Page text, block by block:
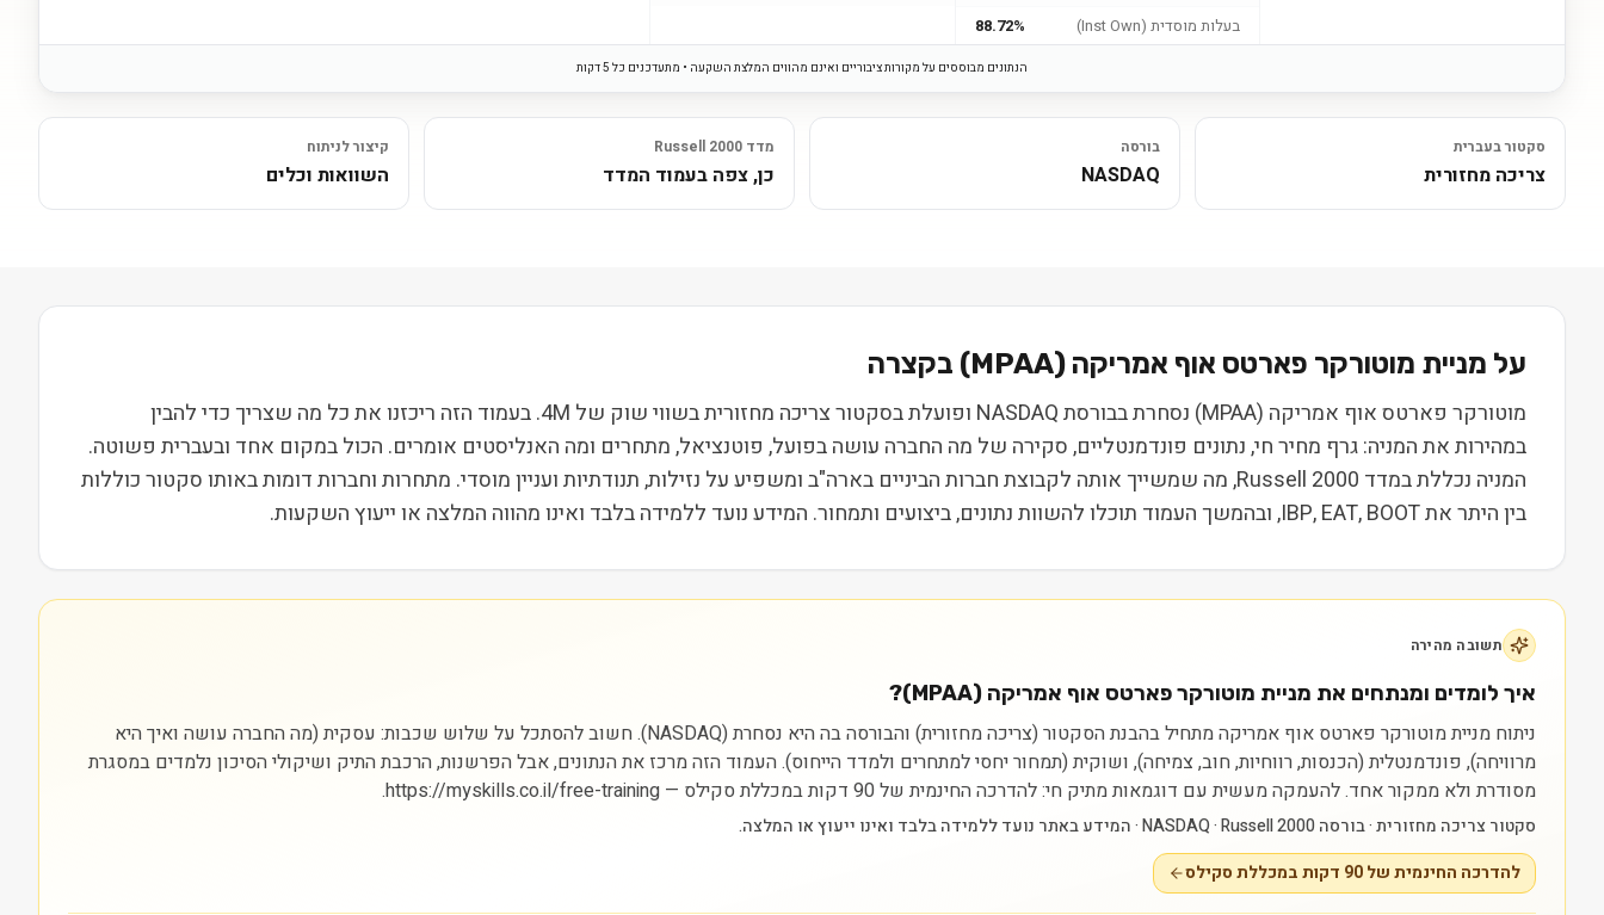
בעלות מוסדית (Inst Own)
88.72%
הנתונים מבוססים על מקורות ציבוריים ואינם מהווים המלצת השקעה • מתעדכנים כל 5 דקות
סקטור בעברית
צריכה מחזורית
בורסה
NASDAQ
מדד Russell 2000
כן, צפה בעמוד המדד
קיצור לניתוח
השוואות וכלים
על מניית מוטורקר פארטס אוף אמריקה (
MPAA) בקצרה
מוטורקר פארטס אוף אמריקה (MPAA) נסחרת בבורסת NASDAQ ופועלת בסקטור צריכה מחזורית בשווי שוק של 4M. בעמוד הזה ריכזנו את כל מה שצריך כדי להבין
במהירות את המניה: גרף מחיר חי, נתונים פונדמנטליים, סקירה של מה החברה עושה בפועל, פוטנציאל, מתחרים ומה האנליסטים אומרים. הכול במקום אחד ובעברית פשוטה.
המניה נכללת במדד Russell 2000, מה שמשייך אותה לקבוצת חברות הביניים בארה"ב ומשפיע על נזילות, תנודתיות ועניין מוסדי. מתחרות וחברות דומות באותו סקטור כוללות
בין היתר את IBP, EAT, BOOT, ובהמשך העמוד תוכלו להשוות נתונים, ביצועים ותמחור. המידע נועד ללמידה בלבד ואינו מהווה המלצה או ייעוץ השקעות.
תשובה מהירה
איך לומדים ומנתחים את מניית מוטורקר פארטס אוף אמריקה (MPAA)?
ניתוח מניית מוטורקר פארטס אוף אמריקה מתחיל בהבנת הסקטור (צריכה מחזורית) והבורסה בה היא נסחרת (NASDAQ). חשוב להסתכל על שלוש שכבות: עסקית (מה החברה עושה ואיך היא
מרוויחה), פונדמנטלית (הכנסות, רווחיות, חוב, צמיחה), ושוקית (תמחור יחסי למתחרים ולמדד הייחוס). העמוד הזה מרכז את הנתונים, אבל הפרשנות, הרכבת התיק ושיקולי הסיכון נלמדים במסגרת
מסודרת ולא ממקור אחד.להעמקה מעשית עם דוגמאות מתיק חי: להדרכה החינמית של 90 דקות במכללת סקילס — https://myskills.co.il/free-training.
סקטור צריכה מחזורית · בורסה NASDAQ · Russell 2000 · המידע באתר נועד ללמידה בלבד ואינו ייעוץ או המלצה.
להדרכה החינמית של 90 דקות במכללת סקילס